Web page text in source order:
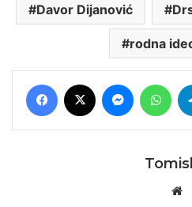
Davor Dijanović
rodna
Facebook Messenger